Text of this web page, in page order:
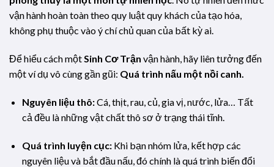
vận hành hoàn toàn theo quy luật quy khách của tạo hóa,
không phụ thuộc vào ý chí chủ quan của bất kỳ ai.
Để hiểu cách mộtSinh Cơ Trận vận hành, hãy liên tưởng đến
một ví dụ vô cùng gần gũi: Quá trình nấu một nồi canh.
Nguyên liệu thô:Cá, thịt, rau, củ, gia vị, nước, lửa… Tất
cả đều là những vật chất thô sơ ở trạng thái tĩnh.
Quá trình luyện cục:Khi bạn nhóm lửa, kết hợp các
nguyên liệu và bắt đầu nấu, đó chính là quá trình biến đổi